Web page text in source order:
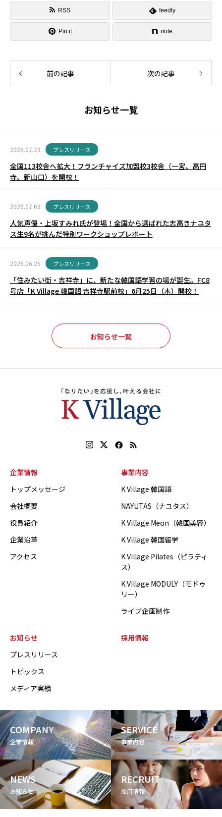
RSS feedly
Pin it note
前の記事 次の記事
お知らせ一覧
2026.07.23 プレスリリース
全国113校舎へ拡大！フランチャイズ加盟校3校舎（一宮、高円
寺、新山口）を開校！
2026.07.03 プレスリリース
人気声優・上坂すみれ氏が登場！全国から選ばれた志高きナユタ
ス生9名が挑んだ特別ワークショップレポート
2026.06.25 プレスリリース
「住みたい街・吉祥寺」に、新たな韓国語学習の場が誕生。FC8
号店「K Village 韓国語 吉祥寺駅前校」6月25日（木）開校！
お知らせ一覧
企業情報
トップメッセージ
会社概要
役員紹介
企業沿革
アクセス
事業内容
K Village 韓国語
NAYUTAS（ナユタス）
K Village Meon（韓国美容）
K Village 韓国留学
K Village Pilates（ピラティ
ス）
K Village MODULY（モドゥ
リー）
ライブ企画制作
お知らせ
プレスリリース
トピックス
メディア実績
採用情報
COMPANY
企業情報
SERVICE
事業内容
NEWS
お知らせ
RECRUIT
採用情報